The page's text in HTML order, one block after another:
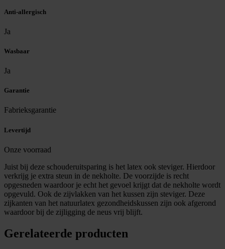
Anti-allergisch
Ja
Wasbaar
Ja
Garantie
Fabrieksgarantie
Levertijd
Onze voorraad
Juist bij deze schouderuitsparing is het latex ook steviger. Hierdoor
verkrijg je extra steun in de nekholte. De voorzijde is recht
opgesneden waardoor je echt het gevoel krijgt dat de nekholte wordt
opgevuld. Ook de zijvlakken van het kussen zijn steviger. Deze
zijkanten van het natuurlatex gezondheidskussen zijn ook afgerond
waardoor bij de zijligging de neus vrij blijft.
Gerelateerde producten